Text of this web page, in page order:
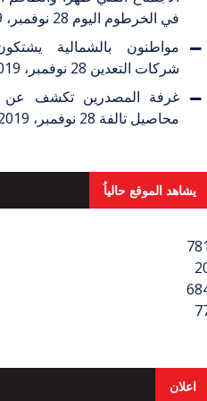
في الخرطوم اليوم 28 نوفمبر، 2019
مواطنون بالشمالية
شركات التعدين 28 نوفمبر، 2019
غرفة المصدرين تكشف عن
محاصيل تالفة 28 نوفمبر، 2019
يشاهد الموقع حالياُ
781
اعلان